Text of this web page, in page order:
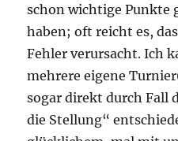
schon wichtige Punkte
haben; oft reicht es,
Fehler verursacht. Ich
mehrere eigene
sogar direkt durch Fall
die Stellung“